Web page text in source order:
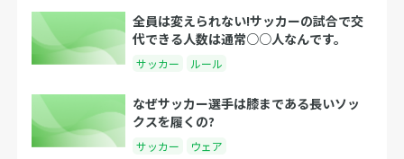
全員は変えられない!サッカーの試合で交
代できる人数は通常○○人なんです。
サッカー ルール
なぜサッカー選手は膝まである長いソッ
クスを履くの?
サッカー ウェア